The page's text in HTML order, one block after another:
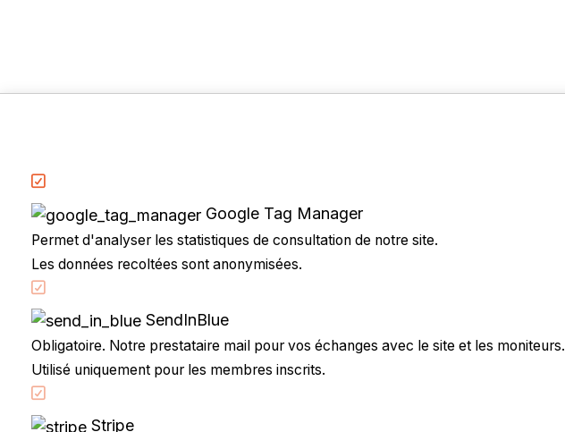
Accueil
Partenaires
Permis à points
CandidatLibre.net
Conditions générales
Google Tag Manager
Permet d'analyser les statistiques de consultation de notre site.
Les données recoltées sont anonymisées.
SendInBlue
Obligatoire. Notre prestataire mail pour vos échanges avec le site et les moniteurs.
Utilisé uniquement pour les membres inscrits.
Stripe